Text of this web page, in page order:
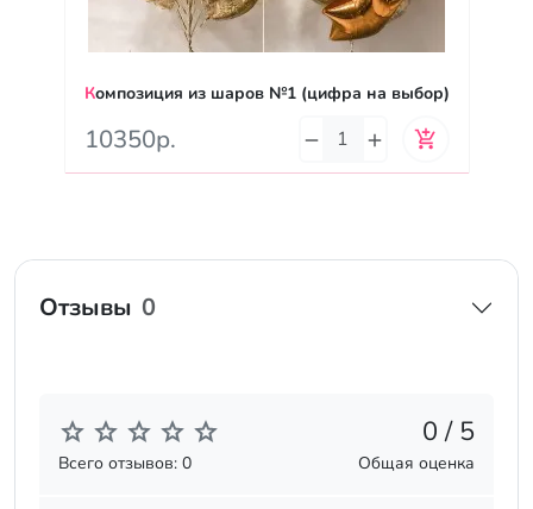
Композиция из шаров №1 (цифра на выбор)
10350р.
Отзывы 0
0 / 5
Всего отзывов: 0 Общая оценка